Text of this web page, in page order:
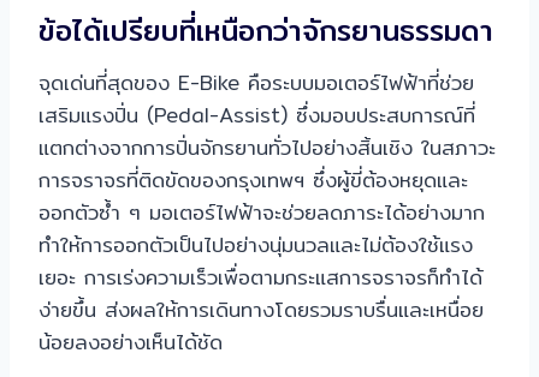
ข้อได้เปรียบที่เหนือกว่าจักรยานธรรมดา
จุดเด่นที่สุดของ E-Bike คือระบบมอเตอร์ไฟฟ้าที่ช่วย
เสริมแรงปั่น (Pedal-Assist) ซึ่งมอบประสบการณ์ที่
แตกต่างจากการปั่นจักรยานทั่วไปอย่างสิ้นเชิง ในสภาวะ
การจราจรที่ติดขัดของกรุงเทพฯ ซึ่งผู้ขี่ต้องหยุดและ
ออกตัวซ้ำ ๆ มอเตอร์ไฟฟ้าจะช่วยลดภาระได้อย่างมาก
ทำให้การออกตัวเป็นไปอย่างนุ่มนวลและไม่ต้องใช้แรง
เยอะ การเร่งความเร็วเพื่อตามกระแสการจราจรก็ทำได้
ง่ายขึ้น ส่งผลให้การเดินทางโดยรวมราบรื่นและเหนื่อย
น้อยลงอย่างเห็นได้ชัด